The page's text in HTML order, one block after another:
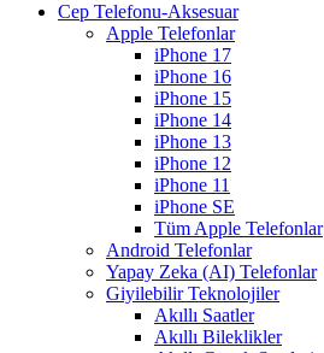
Cep Telefonu-Aksesuar
Apple Telefonlar
iPhone 17
iPhone 16
iPhone 15
iPhone 14
iPhone 13
iPhone 12
iPhone 11
iPhone SE
Tüm Apple Telefonlar
Android Telefonlar
Yapay Zeka (AI) Telefonlar
Giyilebilir Teknolojiler
Akıllı Saatler
Akıllı Bileklikler